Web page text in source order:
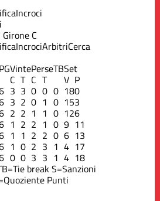
Incroci
C
IncrociArbitriCerca
PGVintePerseTBSet
C T C T V P
3 3 0 0 0 180
3 2 0 1 0 153
2 2 1 1 0 126
1 2 2 1 0 9 11
1 1 2 2 0 6 13
1 0 2 3 1 4 17
0 0 3 3 1 4 18
breakS=Sanzioni
Punti